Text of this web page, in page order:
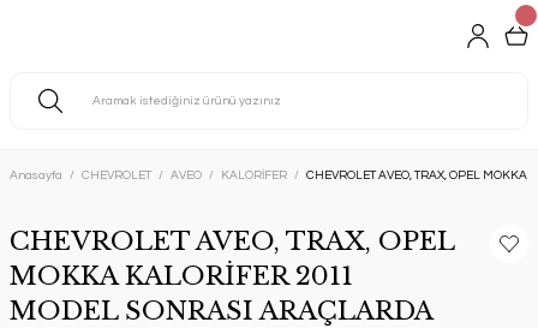
Anasayfa CHEVROLET AVEO KALORİFER CHEVROLET AVEO, TRAX, OPEL
CHEVROLET AVEO, TRAX, OPEL
MOKKA KALORİFER 2011
MODEL SONRASI ARAÇLARDA